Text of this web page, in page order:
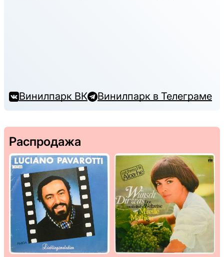
Винилпарк ВК Винилпарк в Телеграме
Распродажа